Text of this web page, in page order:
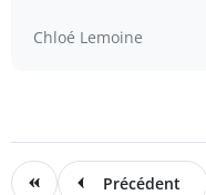
Chloé Lemoine
Précédent